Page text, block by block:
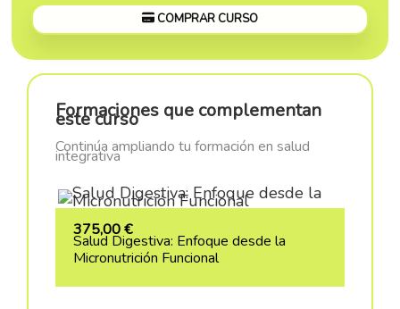
COMPRAR CURSO
Formaciones que complementan
este curso
Continúa ampliando tu formación en salud
integrativa
375,00€
Salud Digestiva: Enfoque desde la
Micronutrición Funcional